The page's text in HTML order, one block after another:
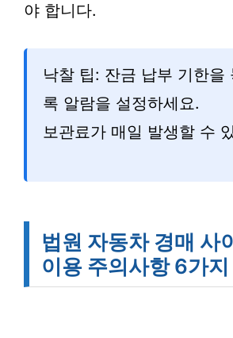
야 합니다.
낙찰 팁: 잔금 납부 기한을
록 알람을 설정하세요.
보관료가 매일 발생할 수
법원 자동차 경매 사
이용 주의사항 6가지